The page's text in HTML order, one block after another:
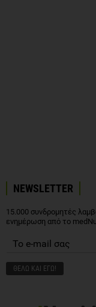
NEWSLETTER
15.000 συνδρομητές
ενημέρωση από το